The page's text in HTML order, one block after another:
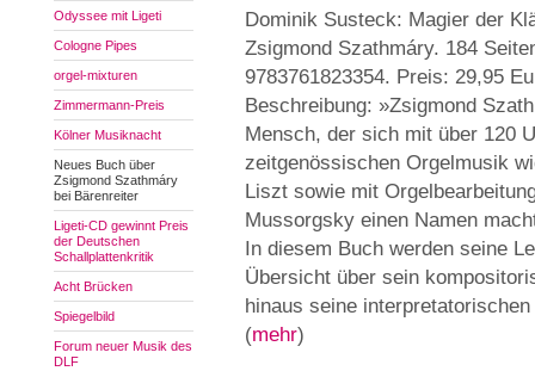
Odyssee mit Ligeti
Cologne Pipes
orgel-mixturen
Zimmermann-Preis
Kölner Musiknacht
Neues Buch über
Zsigmond Szathmáry
bei Bärenreiter
Ligeti-CD gewinnt Preis
der Deutschen
Schallplattenkritik
Acht Brücken
Spiegelbild
Forum neuer Musik des
DLF
Dominik Susteck: Magier der
Zsigmond Szathmáry. 184
9783761823354. Preis: 29,95
Beschreibung: »Zsigmond
Mensch, der sich mit über 120
zeitgenössischen Orgelmusik
Liszt sowie mit
Mussorgsky einen Namen
In diesem Buch werden seine
Übersicht über sein
hinaus seine
(mehr)